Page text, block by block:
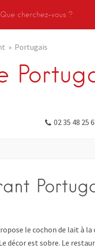
Portugais
02 35 48 25
le cochon de lait à
décor est sobre. Le